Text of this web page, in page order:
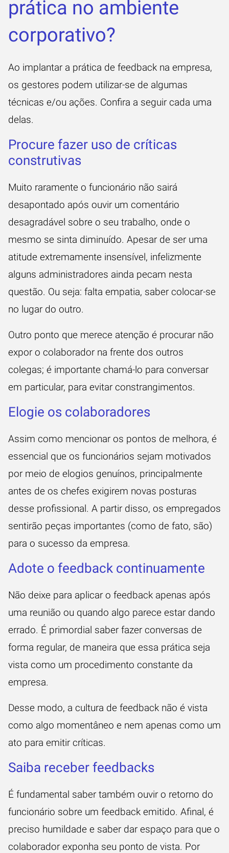
prática no ambiente
corporativo?
Ao implantar a prática de feedback na empresa,
os gestores podem utilizar-se de algumas
técnicas e/ou ações. Confira a seguir cada uma
delas.
Procure fazer uso de críticas
construtivas
Muito raramente o funcionário não sairá
desapontado após ouvir um comentário
desagradável sobre o seu trabalho, onde o
mesmo se sinta diminuído. Apesar de ser uma
atitude extremamente insensível, infelizmente
alguns administradores ainda pecam nesta
questão. Ou seja: falta empatia, saber colocar-se
no lugar do outro.
Outro ponto que merece atenção é procurar não
expor o colaborador na frente dos outros
colegas; é importante chamá-lo para conversar
em particular, para evitar constrangimentos.
Elogie os colaboradores
Assim como mencionar os pontos de melhora, é
essencial que os funcionários sejam motivados
por meio de elogios genuínos, principalmente
antes de os chefes exigirem novas posturas
desse profissional. A partir disso, os empregados
sentirão peças importantes (como de fato, são)
para o sucesso da empresa.
Adote o feedback continuamente
Não deixe para aplicar o feedback apenas após
uma reunião ou quando algo parece estar dando
errado. É primordial saber fazer conversas de
forma regular, de maneira que essa prática seja
vista como um procedimento constante da
empresa.
Desse modo, a cultura de feedback não é vista
como algo momentâneo e nem apenas como um
ato para emitir críticas.
Saiba receber feedbacks
É fundamental saber também ouvir o retorno do
funcionário sobre um feedback emitido. Afinal, é
preciso humildade e saber dar espaço para que o
colaborador exponha seu ponto de vista. Por